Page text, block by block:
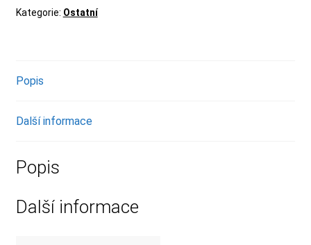
Kategorie: Ostatní
Popis
Další informace
Popis
Další informace